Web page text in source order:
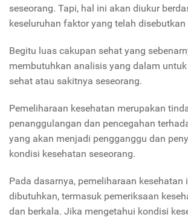
seseorang. Tapi, hal ini akan diukur
keseluruhan faktor yang telah disebutkan
Begitu luas cakupan sehat yang
membutuhkan analisis yang dalam
sehat atau sakitnya seseorang.
Pemeliharaan kesehatan merupakan
penanggulangan dan pencegahan
yang akan menjadi pengganggu dan
kondisi kesehatan seseorang.
Pada dasarnya, pemeliharaan kesehatan
dibutuhkan, termasuk pemeriksaan
dan berkala. Jika mengetahui kondisi